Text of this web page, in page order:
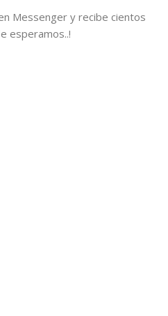
Messenger y recibe cientos
esperamos..!